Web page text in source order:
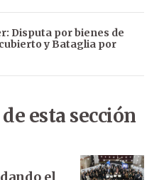
Disputa por bienes de
y Bataglia por
esta sección